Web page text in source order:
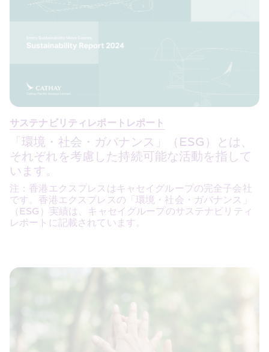
サステナビリティレポートレポート
「環境・社会・ガバナンス」（ESG）とは、
それぞれを考慮した持続可能な活動を指して
います。
注：香港エクスプレスはキャセイグループの完全子会社
です。香港エクスプレスの「環境・社会・ガバナンス」
（ESG）実績は、キャセイグループのサステナビリティ
レポートに記載されています。